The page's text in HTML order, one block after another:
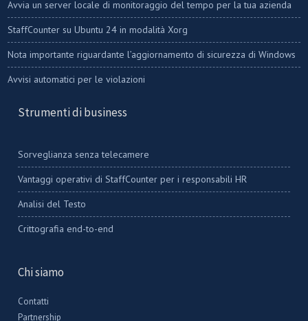
Avvia un server locale di monitoraggio del tempo per la tua azienda
StaffCounter su Ubuntu 24 in modalità Xorg
Nota importante riguardante l’aggiornamento di sicurezza di Windows
Avvisi automatici per le violazioni
Strumenti di business
Sorveglianza senza telecamere
Vantaggi operativi di StaffCounter per i responsabili HR
Analisi del Testo
Crittografia end-to-end
Chi siamo
Contatti
Partnership